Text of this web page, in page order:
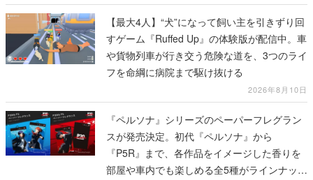
【最大4人】“犬”になって飼い主を引きずり回
すゲーム『Ruffed Up』の体験版が配信中。車
や貨物列車が行き交う危険な道を、3つのライ
フを命綱に病院まで駆け抜ける
2026年8月10日
『ペルソナ』シリーズのペーパーフレグラン
スが発売決定。初代『ペルソナ』から
『P5R』まで、各作品をイメージした香りを
部屋や車内でも楽しめる全5種がラインナッ